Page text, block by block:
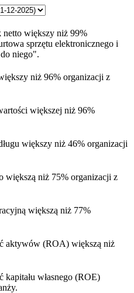
netto większy niż 99%
sprzętu elektronicznego i
niego".
niż 96% organizacji z
większej niż 96%
większy niż 46% organizacji
większą niż 75% organizacji z
większą niż 77%
aktywów (ROA) większą niż
kapitału własnego (ROE)